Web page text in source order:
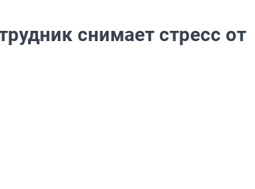
снимает стресс от